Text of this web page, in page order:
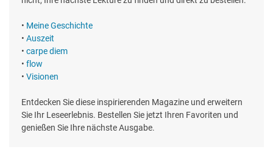
• Meine Geschichte
• Auszeit
• carpe diem
• flow
• Visionen
Entdecken Sie diese inspirierenden Magazine und erweitern
Sie Ihr Leseerlebnis. Bestellen Sie jetzt Ihren Favoriten und
genießen Sie Ihre nächste Ausgabe.